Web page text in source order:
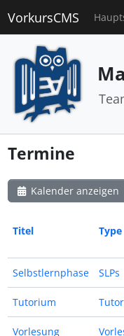
VorkursCMS
Termine
Kalender anzeigen
Titel Type
Selbstlernphase SLPs
Tutorium
Vorlesung